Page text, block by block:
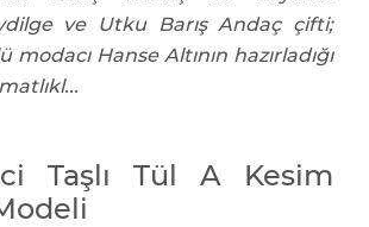
ve Utku Barış Andaç çifti;
Hanse Altının hazırladığı
Taşlı Tül A Kesim